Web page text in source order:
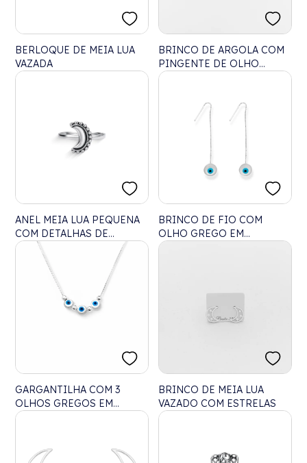
BERLOQUE DE MEIA LUA
VAZADA
BRINCO DE ARGOLA COM
PINGENTE DE OLHO
GREGO EM MADREPÉROLA
ANEL MEIA LUA PEQUENA
COM DETALHAS DE
BOLINHAS
BRINCO DE FIO COM
OLHO GREGO EM
MADREPÉROLA
GARGANTILHA COM 3
OLHOS GREGOS EM
MADREPÉROLA – 40CM
BRINCO DE MEIA LUA
VAZADO COM ESTRELAS